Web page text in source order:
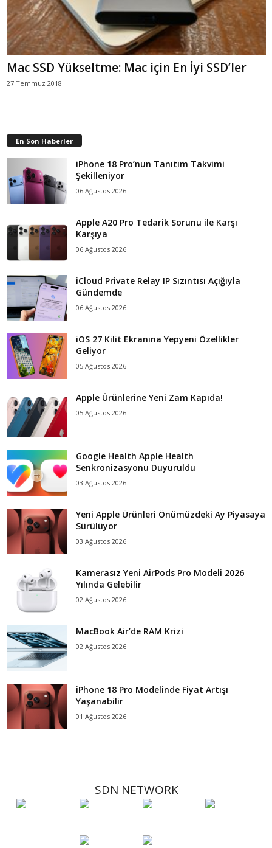
Mac SSD Yükseltme: Mac için En İyi SSD’ler
27 Temmuz 2018
En Son Haberler
iPhone 18 Pro’nun Tanıtım Takvimi
Şekilleniyor
06 Ağustos 2026
Apple A20 Pro Tedarik Sorunu ile Karşı
Karşıya
06 Ağustos 2026
iCloud Private Relay IP Sızıntısı Açığıyla
Gündemde
06 Ağustos 2026
iOS 27 Kilit Ekranına Yepyeni Özellikler
Geliyor
05 Ağustos 2026
Apple Ürünlerine Yeni Zam Kapıda!
05 Ağustos 2026
Google Health Apple Health
Senkronizasyonu Duyuruldu
03 Ağustos 2026
Yeni Apple Ürünleri Önümüzdeki Ay Piyasaya
Sürülüyor
03 Ağustos 2026
Kamerasız Yeni AirPods Pro Modeli 2026
Yılında Gelebilir
02 Ağustos 2026
MacBook Air’de RAM Krizi
02 Ağustos 2026
iPhone 18 Pro Modelinde Fiyat Artışı
Yaşanabilir
01 Ağustos 2026
SDN NETWORK